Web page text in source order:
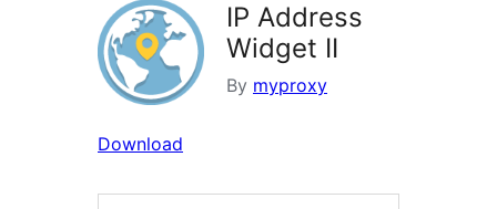
IP Address
Widget II
By myproxy
Download